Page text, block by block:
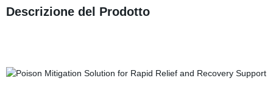
Descrizione del Prodotto